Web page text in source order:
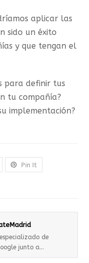
aplicar las
sido un éxito
y que tengan el
para definir tus
tu compañía?
implementación?
Pin It
de
junto a…